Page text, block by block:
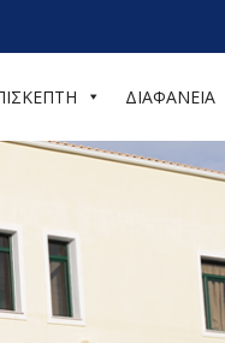
ΔΙΑΦΑΝΕΙΑ